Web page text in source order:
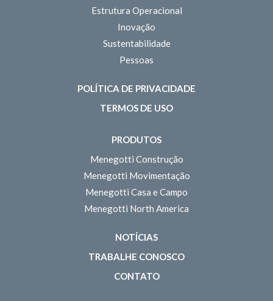
Estrutura Operacional
Inovação
Sustentabilidade
Pessoas
POLÍTICA DE PRIVACIDADE
TERMOS DE USO
PRODUTOS
Menegotti Construção
Menegotti Movimentação
Menegotti Casa e Campo
Menegotti North America
NOTÍCIAS
TRABALHE CONOSCO
CONTATO